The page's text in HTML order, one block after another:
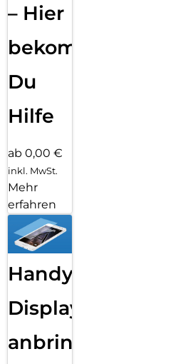
– Hier
bekommst
Du
Hilfe
ab 0,00 €
inkl. MwSt.
Mehr
erfahren
Handy
Displayfolie
anbringen